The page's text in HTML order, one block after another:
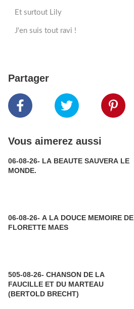
Et surtout Lily
J'en suis tout ravi !
Partager
Vous aimerez aussi
06-08-26- LA BEAUTE SAUVERA LE
MONDE.
06-08-26- A LA DOUCE MEMOIRE DE
FLORETTE MAES
505-08-26- CHANSON DE LA
FAUCILLE ET DU MARTEAU
(BERTOLD BRECHT)